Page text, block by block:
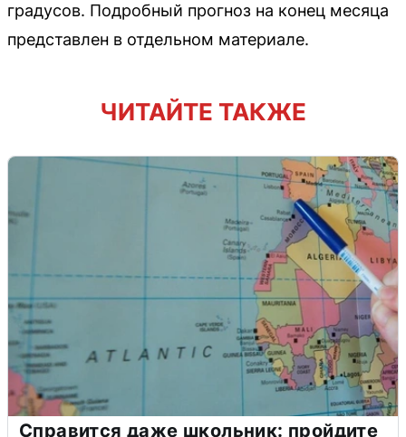
градусов. Подробный прогноз на конец месяца
представлен в отдельном материале.
ЧИТАЙТЕ ТАКЖЕ
Справится даже школьник: пройдите